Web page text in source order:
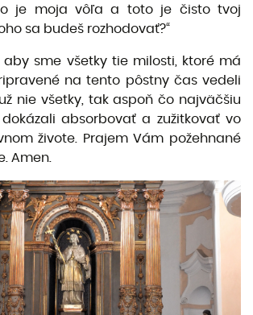
je moja vôľa a toto je čisto tvoj
sa budeš rozhodovať?“
aby sme všetky tie milosti, ktoré má
na tento pôstny čas vedeli
nie všetky, tak aspoň čo najväčšiu
absorbovať a zužitkovať vo
živote. Prajem Vám požehnané
Amen.